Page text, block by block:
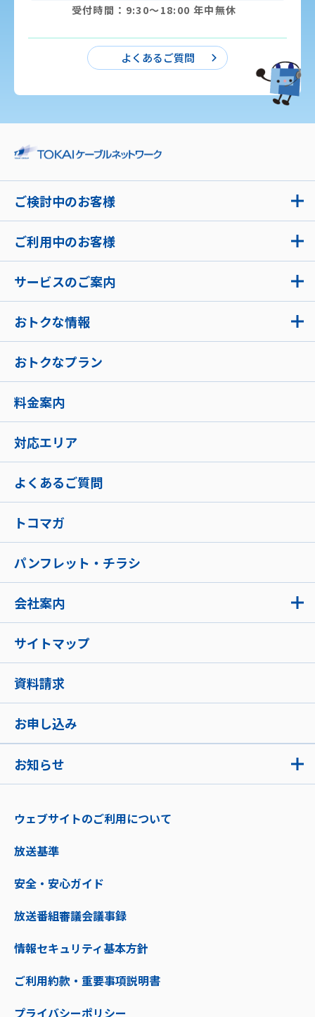
受付時間：9:30〜18:00 年中無休
よくあるご質問
ご検討中のお客様
お知らせ
ご利用中のお客様
サービスのご案内
おトクな情報
おトクなプラン
料金案内
対応エリア
よくあるご質問
トコマガ
パンフレット・チラシ
会社案内
サイトマップ
資料請求
お申し込み
ウェブサイトのご利用について
放送基準
安全・安心ガイド
放送番組審議会議事録
情報セキュリティ基本方針
ご利用約款・重要事項説明書
プライバシーポリシー